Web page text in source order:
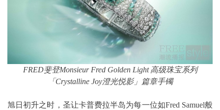
FRED斐登Monsieur Fred Golden Light 高级珠宝系列
「 Crystalline Joy澄光悦影」篇章手镯
旭日初升之时，圣让卡普费拉半岛为每一位如Fred Samuel般